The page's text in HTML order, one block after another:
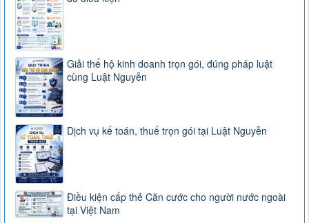
Giải thể hộ kinh doanh trọn gói, đúng pháp luật
cùng Luật Nguyễn
Dịch vụ kế toán, thuế trọn gói tại Luật Nguyễn
Điều kiện cấp thẻ Căn cước cho người nước ngoài
tại Việt Nam